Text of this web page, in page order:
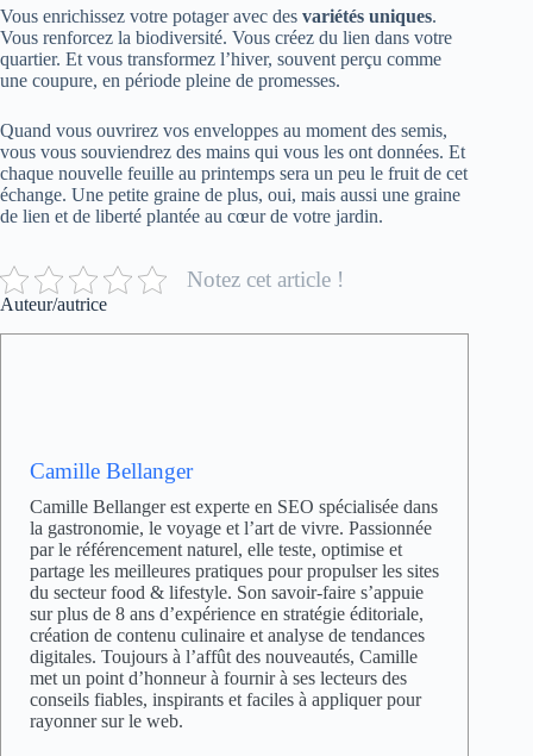
Vous enrichissez votre potager avec des variétés uniques.
Vous renforcez la biodiversité. Vous créez du lien dans votre
quartier. Et vous transformez l’hiver, souvent perçu comme
une coupure, en période pleine de promesses.
Quand vous ouvrirez vos enveloppes au moment des semis,
vous vous souviendrez des mains qui vous les ont données. Et
chaque nouvelle feuille au printemps sera un peu le fruit de cet
échange. Une petite graine de plus, oui, mais aussi une graine
de lien et de liberté plantée au cœur de votre jardin.
Notez cet article !
Auteur/autrice
Camille Bellanger
Camille Bellanger est experte en SEO spécialisée dans
la gastronomie, le voyage et l’art de vivre. Passionnée
par le référencement naturel, elle teste, optimise et
partage les meilleures pratiques pour propulser les sites
du secteur food & lifestyle. Son savoir-faire s’appuie
sur plus de 8 ans d’expérience en stratégie éditoriale,
création de contenu culinaire et analyse de tendances
digitales. Toujours à l’affût des nouveautés, Camille
met un point d’honneur à fournir à ses lecteurs des
conseils fiables, inspirants et faciles à appliquer pour
rayonner sur le web.